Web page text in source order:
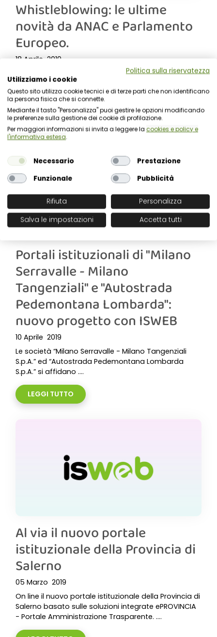
Whistleblowing: le ultime
novità da ANAC e Parlamento
Europeo.
18 Aprile 2019
Il mese di aprile 2019 ha visto l’intervento sia di ANAC
che del Parlamento Europeo in merito alla normativa
sul whistleblowing, introducendo ....
LEGGI TUTTO
Portali istituzionali di "Milano
Serravalle - Milano
Tangenziali" e "Autostrada
Pedemontana Lombarda":
nuovo progetto con ISWEB
10 Aprile 2019
Le società “Milano Serravalle - Milano Tangenziali
S.p.A.” ed “Autostrada Pedemontana Lombarda
S.p.A.” si affidano ....
LEGGI TUTTO
Al via il nuovo portale
istituzionale della Provincia di
Salerno
05 Marzo 2019
On line il nuovo portale istituzionale della Provincia di
Salerno basato sulle soluzioni integrate ePROVINCIA
- Portale Amministrazione Trasparente. ....
Politica sulla riservatezza
Utilizziamo i cookie
Questo sito utilizza cookie tecnici e di terze parti che non identificano
la persona fisica che si connette.
Mediante il tasto "Personalizza" puoi gestire le opzioni modificando
le preferenze sulla gestione dei cookie di profilazione.
Per maggiori informazioni si invita a leggere la cookies e policy e
l'informativa estesa.
Necessario
Prestazione
Funzionale
Pubblicità
Rifiuta
Personalizza
Salva le impostazioni
Accetta tutti